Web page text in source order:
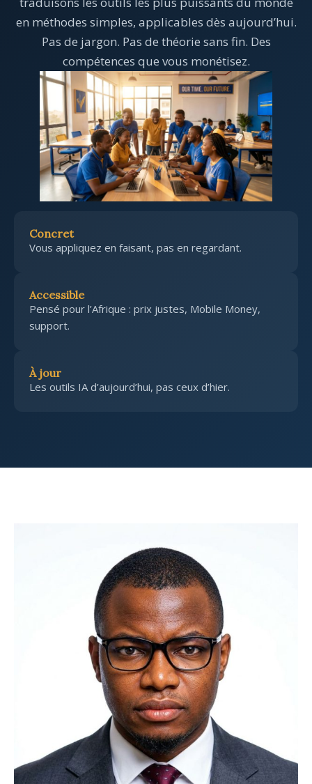
en méthodes simples, applicables dès aujourd’hui.
Pas de jargon. Pas de théorie sans fin. Des
compétences que vous monétisez.
Concret
Vous appliquez en faisant, pas en regardant.
Accessible
Pensé pour l’Afrique : prix justes, Mobile Money,
support.
À jour
Les outils IA d’aujourd’hui, pas ceux d’hier.